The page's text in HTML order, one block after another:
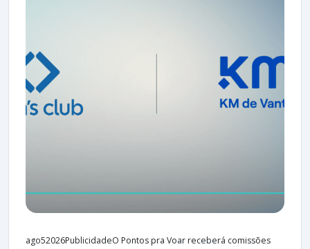
ago52026PublicidadeO Pontos pra Voar receberá comissões